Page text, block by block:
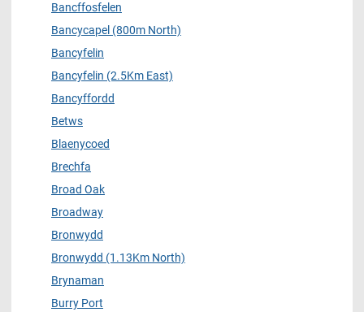
Bancffosfelen
Bancycapel (800m North)
Bancyfelin
Bancyfelin (2.5Km East)
Bancyffordd
Betws
Blaenycoed
Brechfa
Broad Oak
Broadway
Bronwydd
Bronwydd (1.13Km North)
Brynaman
Burry Port